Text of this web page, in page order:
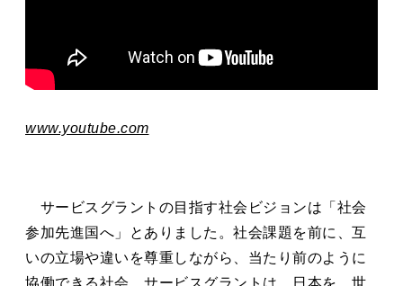
www.youtube.com
サービスグラントの目指す社会ビジョンは「社会
参加先進国へ」とありました。社会課題を前に、互
いの立場や違いを尊重しながら、当たり前のように